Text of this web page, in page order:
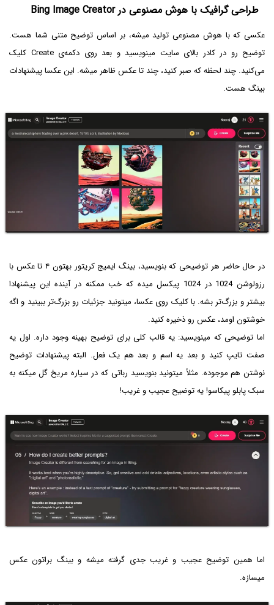
طراحی گرافیک با هوش مصنوعی در Bing Image Creator
عکسی که با هوش مصنوعی تولید میشه، بر اساس توضیح متنی شما هست.
توضیح رو در کادر بالای سایت مینویسید و بعد روی دکمه‌ی Create کلیک
می‌کنید. چند لحظه که صبر کنید، چند تا عکس ظاهر میشه. این عکسا پیشنهادات
بینگ هست.
در حال حاضر هر توضیحی که بنویسید، بینگ ایمیج کریتور بهتون ۴ تا عکس با
رزولوشن 1024 در 1024 پیکسل میده که خب ممکنه در آینده این پیشنهادا
بیشتر و بزرگ‌تر بشه. با کلیک روی عکسا، میتونید جزئیات رو بزرگ‌تر ببینید و اگه
خوشتون اومد، عکس رو ذخیره کنید.
اما توضیحی که مینویسید: یه قالب کلی برای توضیح بهینه وجود داره. اول یه
صفت تایپ کنید و بعد یه اسم و بعد هم یک فعل. البته پیشنهادات توضیح
نوشتن هم موجوده. مثلاً میتونید بنویسید رباتی که در سیاره مریخ گل میکنه به
سبک پابلو پیکاسو! یه توضیح عجیب و غریب!
اما همین توضیح عجیب و غریب جدی گرفته میشه و بینگ براتون عکس
میسازه.